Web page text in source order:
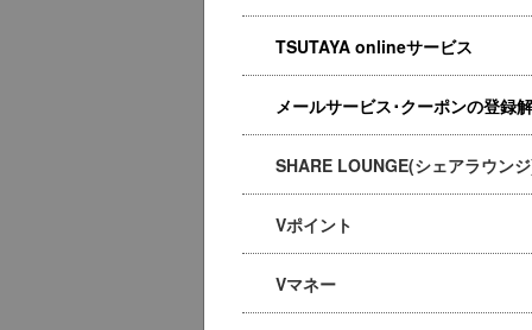
TSUTAYA onlineサービス
メールサービス･クーポンの登録
SHARE LOUNGE(シェアラウン
Vポイント
Vマネー